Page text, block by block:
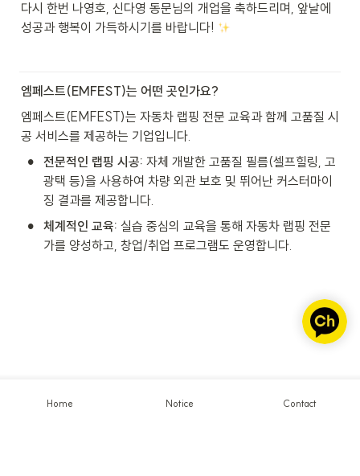
다시 한번 나영호, 신다영 동문님의 개업을 축하드리며, 앞날에
성공과 행복이 가득하시기를 바랍니다!
엠페스트(EMFEST)는 어떤 곳인가요?
엠페스트(EMFEST)는 자동차 랩핑 전문 교육과 함께 고품질 시
공 서비스를 제공하는 기업입니다.
• 전문적인 랩핑 시공: 자체 개발한 고품질 필름(셀프힐링, 고
광택 등)을 사용하여 차량 외관 보호 및 뛰어난 커스터마이
징 결과를 제공합니다.
• 체계적인 교육: 실습 중심의 교육을 통해 자동차 랩핑 전문
가를 양성하고, 창업/취업 프로그램도 운영합니다.
Home Notice Contact